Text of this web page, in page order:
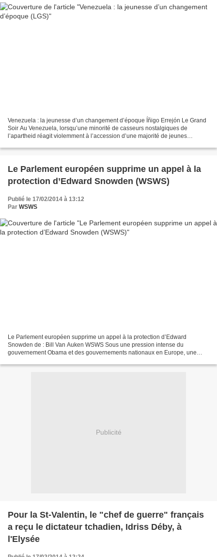
Venezuela : la jeunesse d’un changement d’époque Íñigo Errejón Le Grand
Soir Au Venezuela, lorsqu’une minorité de casseurs nostalgiques de
l’apartheid réagit violemment à l’accession d’une majorité de jeunes
Le Parlement européen supprime un appel à la
protection d’Edward Snowden (WSWS)
Publié le 17/02/2014 à 13:12
Par WSWS
Le Parlement européen supprime un appel à la protection d’Edward
Snowden de : Bill Van Auken WSWS Sous une pression intense du
gouvernement Obama et des gouvernements nationaux en Europe, une
Publicité
Pour la St-Valentin, le "chef de guerre" français
a reçu le dictateur tchadien, Idriss Déby, à
l'Elysée